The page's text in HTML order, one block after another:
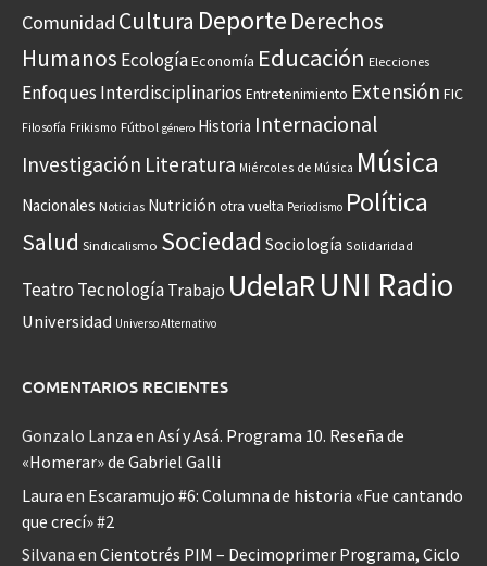
Comunidad Cultura Deporte Derechos
Humanos EcologíaEconomía Educación Elecciones
Enfoques Interdisciplinarios Entretenimiento Extensión FIC
Filosofía Frikismo Fútbol género Historia Internacional
Investigación Literatura Miércoles de Música Música
Nacionales Noticias Nutrición otra vuelta Periodismo Política
Salud Sindicalismo Sociedad Sociología Solidaridad
Teatro Tecnología Trabajo UdelaRUNI Radio
Universidad Universo Alternativo
COMENTARIOS RECIENTES
Gonzalo Lanza en Así y Asá. Programa 10. Reseña de
«Homerar» de Gabriel Galli
Laura en Escaramujo #6: Columna de historia «Fue cantando
que crecí» #2
Silvana en Cientotrés PIM – Decimoprimer Programa, Ciclo